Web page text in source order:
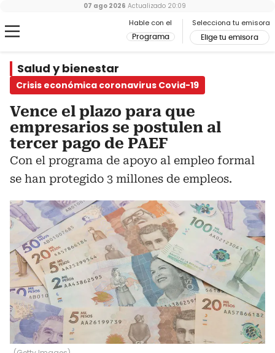
Hable con el
Programa
Selecciona tu emisora
Elige tu emisora
07 ago 2026 Actualizado 20:09
Salud y bienestar
Crisis económica coronavirus Covid-19
Vence el plazo para que
empresarios se postulen al
tercer pago de PAEF
Con el programa de apoyo al empleo formal
se han protegido 3 millones de empleos.